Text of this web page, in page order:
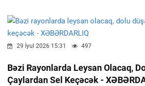
29 İyul 2026 15:31 497
Bəzi Rayonlarda Leysan Olacaq,
Çaylardan Sel Keçəcək -